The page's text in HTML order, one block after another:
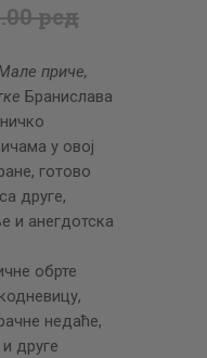
.00рсд
приче,
Бранислава
у овој
готово
друге,
и анегдотска
обрте
недаће,
друге